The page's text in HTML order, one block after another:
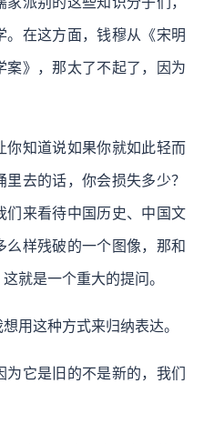
在这方面，钱穆从《宋明
案》，那太了不起了，因为
你知道说如果你就如此轻而
去的话，你会损失多少？
们来看待中国历史、中国文
么样残破的一个图像，那和
就是一个重大的提问。
用这种方式来归纳表达。
它是旧的不是新的，我们